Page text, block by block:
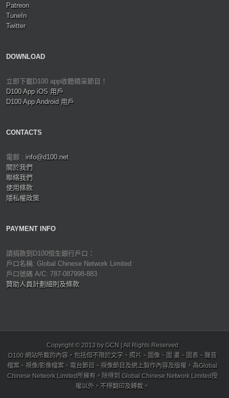
Patreon
TuneIn
Twitter
DOWNLOAD
立即下載D100 app收聽精采節目！
D100 App iOS 用戶
D100 App Android 用戶
CONTACTS
電郵 : info@d100.net
關於我們
聯絡我們
使用條款
隱私權政策
PAYMENT INFO
請捐款到D100恒生銀行戶口：
戶口名稱: Global Chinese Network Limited
戶口號碼 A/C: 787-087998-883
贊助人員計劃細則及條款
Copyright © 2013 by GCN | All Rights Reserved
D100 網站所載的內容，包括但不限於文字、照片、圖像、圖 畫、圖表、聲音
檔案、視像/影像檔案、電台節目、視像節目及網上製作內容及版權，為Global
Chinese Network Limited所擁有。除得到 Global Chinese Network Limited授
權以外，不得翻印及轉載。